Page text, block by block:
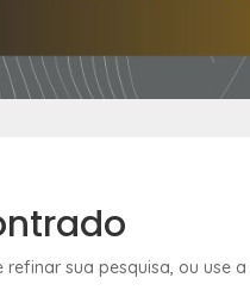
sua pesquisa, ou use